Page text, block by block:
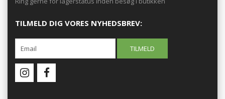
TILMELD DIG VORES NYHEDSBREV: